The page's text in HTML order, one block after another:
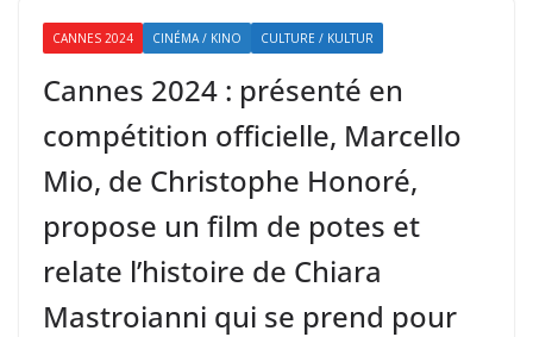
CANNES 2024 CINÉMA / KINO CULTURE / KULTUR
Cannes 2024 : présenté en
compétition officielle, Marcello
Mio, de Christophe Honoré,
propose un film de potes et
relate l’histoire de Chiara
Mastroianni qui se prend pour